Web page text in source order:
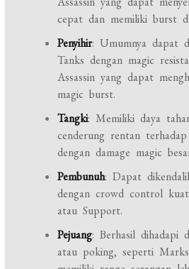
cepat dan memiliki burst
Penyihir: Umumnya dapat
Tanks dengan magic
Assassin yang dapat
magic burst.
Tangki: Memiliki daya
cenderung rentan
dengan damage magic
Pembunuh: Dapat
dengan crowd control
atau Support.
Pejuang: Berhasil dihadapi
atau poking, seperti